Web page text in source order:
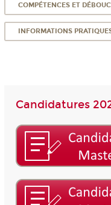
COMPÉTENCES ET
INFORMATIONS
Candidatures